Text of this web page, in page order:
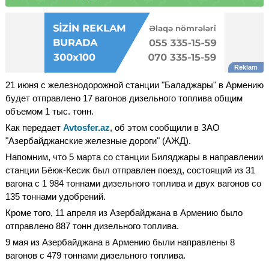
21 июня с железнодорожной станции "Баладжары" в Армению
будет отправлено 17 вагонов дизельного топлива общим
объемом 1 тыс. тонн.
Как передает Avtosfer.az, об этом сообщили в ЗАО
"Азербайджанские железные дороги" (АЖД).
Напомним, что 5 марта со станции Биляджары в направлении
станции Бёюк-Кесик был отправлен поезд, состоящий из 31
вагона с 1 984 тоннами дизельного топлива и двух вагонов со
135 тоннами удобрений.
Кроме того, 11 апреля из Азербайджана в Армению было
отправлено 887 тонн дизельного топлива.
9 мая из Азербайджана в Армению были направлены 8
вагонов с 479 тоннами дизельного топлива.